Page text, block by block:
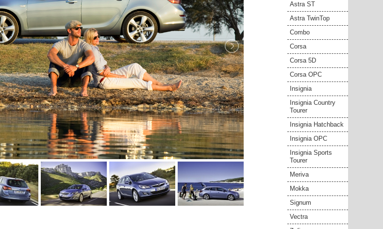
Astra ST
Astra TwinTop
Combo
Corsa
Corsa 5D
Corsa OPC
Insignia
Insignia Country
Tourer
Insignia Hatchback
Insignia OPC
Insignia Sports
Tourer
Meriva
Mokka
Signum
Vectra